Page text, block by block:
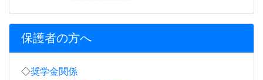
保護者の方へ
◇奨学金関係